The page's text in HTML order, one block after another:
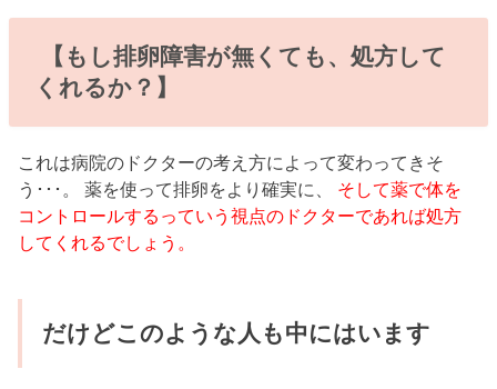
【もし排卵障害が無くても、処方して
くれるか？】
これは病院のドクターの考え方によって変わってきそ
う･･･。 薬を使って排卵をより確実に、 そして薬で体を
コントロールするっていう視点のドクターであれば処方
してくれるでしょう。
だけどこのような人も中にはいます